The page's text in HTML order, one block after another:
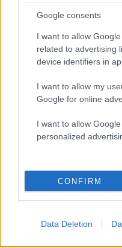
Google consents
I want to allow
related to advertising
device identifiers in
I want to allow my
Google for online
I want to allow
personalized
CONFIRM
Data Deletion
Κρήτη: Νέα στοιχεία
– Πώς έμεινε
νεκρό σύζυγό της